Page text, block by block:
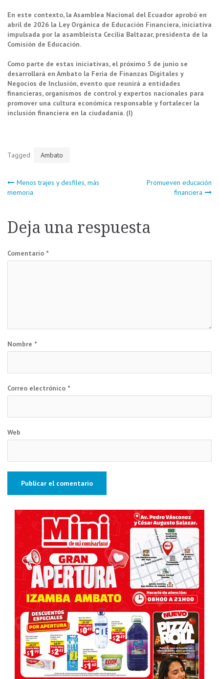
En este contexto, la Asamblea Nacional del Ecuador aprobó en
abril de 2026 la Ley Orgánica de Educación Financiera, iniciativa
impulsada por la asambleísta Cecilia Baltazar, presidenta de la
Comisión de Educación.
Como parte de estas iniciativas, el próximo 5 de junio se
desarrollará en Ambato la Feria de Finanzas Digitales y
Negocios de Inclusión, evento que reunirá a entidades
financieras, organismos de control y expertos nacionales para
promover una cultura económica responsable y fortalecer la
inclusión financiera en la ciudadanía. (I)
Tagged Ambato
Navegación
entradas
Menos trajes y desfiles, más
memoria
Promueven educación
financiera
Deja una respuesta
Comentario *
Nombre *
Correo electrónico *
Web